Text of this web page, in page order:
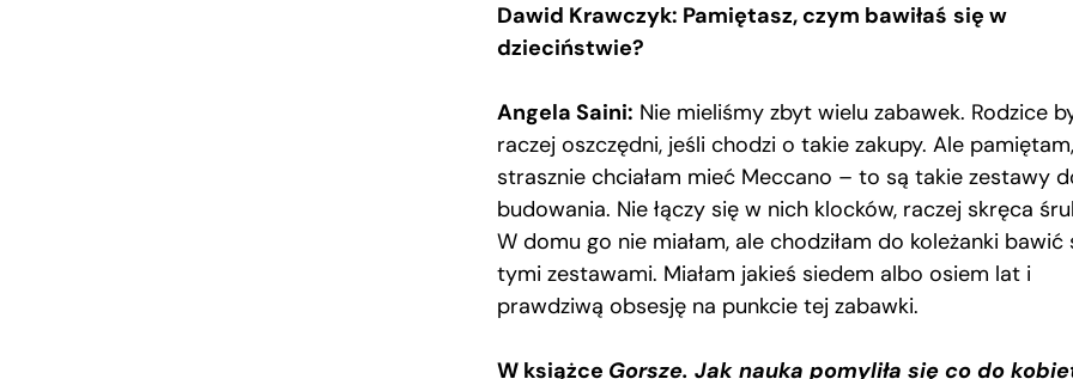
Dawid Krawczyk: Pamiętasz, czym bawiłaś się w
dzieciństwie?
Angela Saini: Nie mieliśmy zbyt wielu zabawek. Rodzice
raczej oszczędni, jeśli chodzi o takie zakupy. Ale
strasznie chciałam mieć Meccano – to są takie zestawy
budowania. Nie łączy się w nich klocków, raczej skręca
W domu go nie miałam, ale chodziłam do koleżanki bawić
tymi zestawami. Miałam jakieś siedem albo osiem lat i
prawdziwą obsesję na punkcie tej zabawki.
W książce Gorsze. Jak nauka pomyliła się co do